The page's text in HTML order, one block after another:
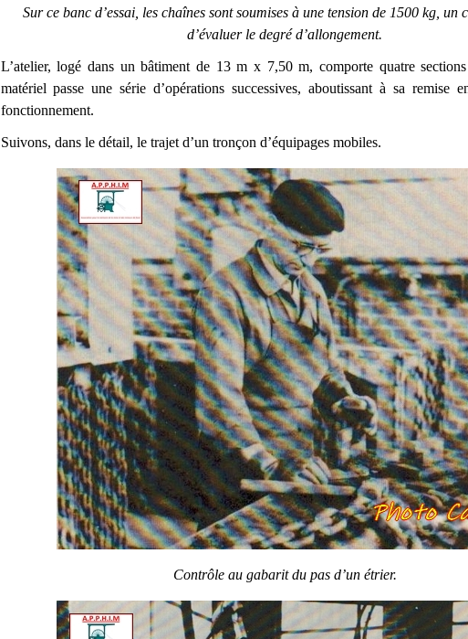
Sur ce banc d’essai, les chaînes sont soumises à une tension de 1500 kg, un
d’évaluer le degré d’allongement.
L’atelier, logé dans un bâtiment de 13 m x 7,50 m, comporte quatre
matériel passe une série d’opérations successives, aboutissant à sa remise
fonctionnement.
Suivons, dans le détail, le trajet d’un tronçon d’équipages mobiles.
Contrôle au gabarit du pas d’un étrier.